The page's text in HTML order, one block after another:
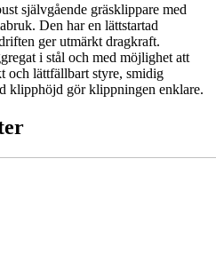
självgående gräsklippare med
Den har en lättstartad
ger utmärkt dragkraft.
i stål och med möjlighet att
och lättfällbart styre, smidig
klipphöjd gör klippningen enklare.